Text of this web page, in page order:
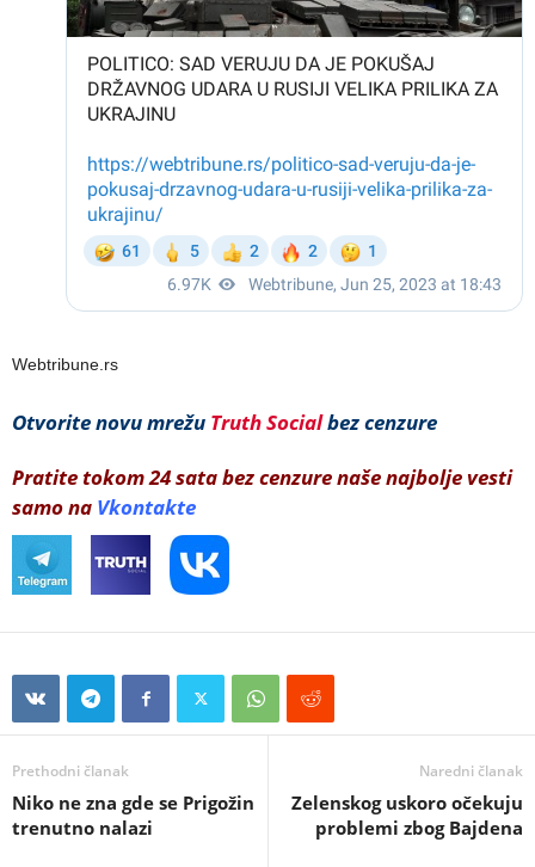
Webtribune.rs
Otvorite novu mrežu Truth Socialbez cenzure
Pratite tokom 24 sata bez cenzure naše najbolje vesti
samo na Vkontakte
Prethodni članak
Niko ne zna gde se Prigožin
trenutno nalazi
Naredni članak
Zelenskog uskoro očekuju
problemi zbog Bajdena